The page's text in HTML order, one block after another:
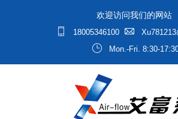
欢迎访问我们的网站
18005346100
Mon.-Fri. 8:30-